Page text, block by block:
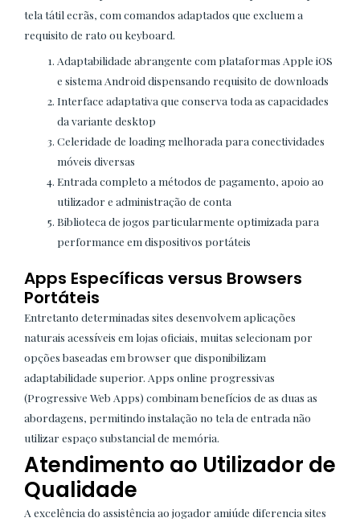
tela tátil ecrãs, com comandos adaptados que excluem a
requisito de rato ou keyboard.
Adaptabilidade abrangente com plataformas Apple iOS
e sistema Android dispensando requisito de downloads
Interface adaptativa que conserva toda as capacidades
da variante desktop
Celeridade de loading melhorada para conectividades
móveis diversas
Entrada completo a métodos de pagamento, apoio ao
utilizador e administração de conta
Biblioteca de jogos particularmente optimizada para
performance em dispositivos portáteis
Apps Específicas versus Browsers
Portáteis
Entretanto determinadas sites desenvolvem aplicações
naturais acessíveis em lojas oficiais, muitas selecionam por
opções baseadas em browser que disponibilizam
adaptabilidade superior. Apps online progressivas
(Progressive Web Apps) combinam benefícios de as duas as
abordagens, permitindo instalação no tela de entrada não
utilizar espaço substancial de memória.
Atendimento ao Utilizador de
Qualidade
A excelência do assistência ao jogador amiúde diferencia sites